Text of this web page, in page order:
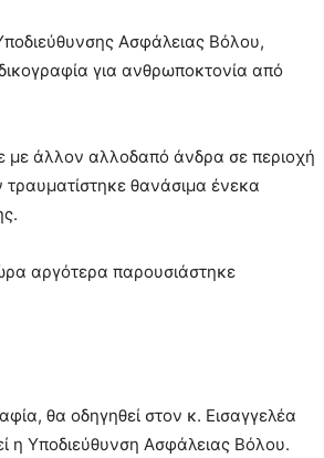
Ασφάλειας Βόλου,
για ανθρωποκτονία από
με άλλον αλλοδαπό άνδρα σε περιοχή
θανάσιμα ένεκα
αργότερα παρουσιάστηκε
θα οδηγηθεί στον κ. Εισαγγελέα
η Υποδιεύθυνση Ασφάλειας Βόλου.